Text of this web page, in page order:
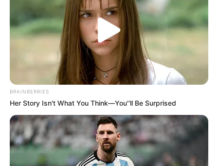
BRAINBERRIES
Her Story Isn't What You Think—You''ll Be Surprised